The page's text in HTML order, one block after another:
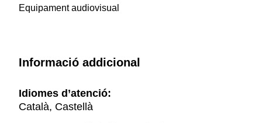
Equipament audiovisual
Informació addicional
Idiomes d’atenció:
Català, Castellà